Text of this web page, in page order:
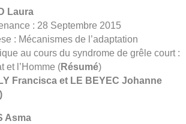
Laura
: 28 Septembre 2015
: Mécanismes de l’adaptation
au cours du syndrome de grêle court :
et l’Homme (Résumé)
Francisca et LE BEYEC Johanne
Asma